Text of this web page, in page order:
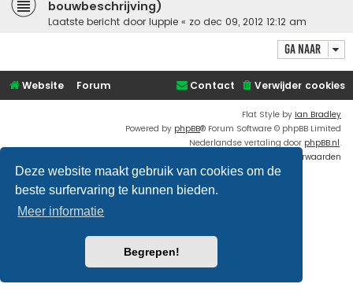
Deze website maakt gebruik van cookies om de
beste surfervaring te kunnen bieden.
Meer informatie
Begrepen!
bouwbeschrijving)
Laatste bericht door luppie « zo dec 09, 2012 12:12 am
Ga naar
Website Forum Verwijder cookies
Contact
Flat Style by Ian Bradley
Powered by phpBB® Forum Software © phpBB Limited
Nederlandse vertaling door phpBB.nl.
Gebruikersvoorwaarden